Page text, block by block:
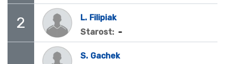
2 L. Filipiak
Starost: -
S. Gachek